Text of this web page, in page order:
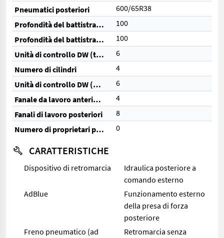
Pneumatici posteriori
600/65R38
Profondità del battistrada anteriore (%)
100
Profondità del battistrada posteriore (%)
100
Unità di controllo DW (totale)
6
Numero di cilindri
4
Unità di controllo DW (elettriche)
6
Fanale da lavoro anteriore
4
Fanali di lavoro posteriori
8
Numero di proprietari precedenti
0
CARATTERISTICHE
Dispositivo di retromarcia
Idraulica posteriore a
comando esterno
AdBlue
Funzionamento esterno
della presa di forza
posteriore
Freno pneumatico (ad
Retromarcia senza